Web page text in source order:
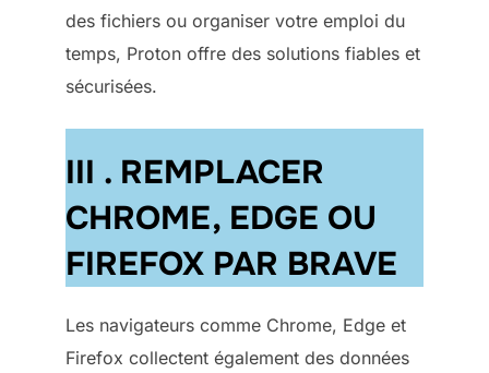
des fichiers ou organiser votre emploi du
temps, Proton offre des solutions fiables et
sécurisées.
III . REMPLACER
CHROME, EDGE OU
FIREFOX PAR BRAVE
Les navigateurs comme Chrome, Edge et
Firefox collectent également des données